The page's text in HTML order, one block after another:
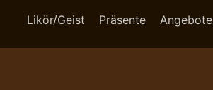
Likör/Geist Präsente Angebote